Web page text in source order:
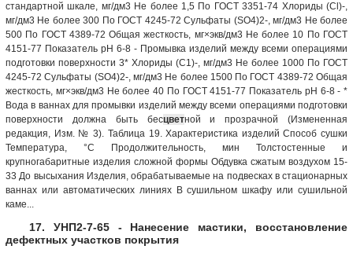
стандартной шкале, мг/дм3 Не более 1,5 По ГОСТ 3351-74 Хлориды (Сl)-,
мг/дм3 Не более 300 По ГОСТ 4245-72 Сульфаты (SО4)2-, мг/дм3 Не более
500 По ГОСТ 4389-72 Общая жесткость, мг×экв/дм3 Не более 10 По ГОСТ
4151-77 Показатель рН 6-8 - Промывка изделий между всеми операциями
подготовки поверхности 3* Хлориды (С1)-, мг/дм3 Не более 1000 По ГОСТ
4245-72 Сульфаты (SО4)2-, мг/дм3 Не более 1500 По ГОСТ 4389-72 Общая
жесткость, мг×экв/дм3 Не более 40 По ГОСТ 4151-77 Показатель рН 6-8 - *
Вода в ваннах для промывки изделий между всеми операциями подготовки
поверхности должна быть бесцветной и прозрачной (Измененная
редакция, Изм. № 3). Таблица 19. Характеристика изделий Способ сушки
Температура, °С Продолжительность, мин Толстостенные и
крупногабаритные изделия сложной формы Обдувка сжатым воздухом 15-
33 До высыхания Изделия, обрабатываемые на подвесках в стационарных
ваннах или автоматических линиях В сушильном шкафу или сушильной
каме...
17. УНП2-7-65 - Нанесение мастики, восстановление
дефектных участков покрытия